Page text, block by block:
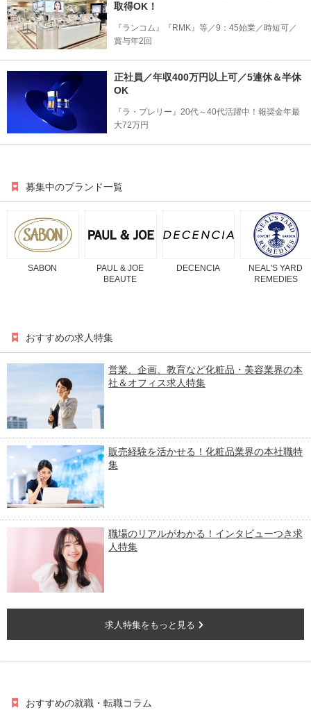
取得OK！
『ランコム』『RMK』等／9：45始業／時短可／
賞与年2回
正社員／年収400万円以上可／5連休＆半休
OK
『ラ・プレリー』20代～40代活躍中！報奨金年最
大72万円
募集中のブランド一覧
SABON
PAUL & JOE
BEAUTE
DECENCIA
NEAL'S YARD
REMEDIES
おすすめの求人特集
営業、企画、教育など化粧品・美容業界の本
社＆オフィス求人特集
販売経験を活かせる！化粧品業界の本社職特
集
職場のリアルがわかる！インタビューつき求
人特集
求人特集をもっと見る
おすすめの就職・転職コラム